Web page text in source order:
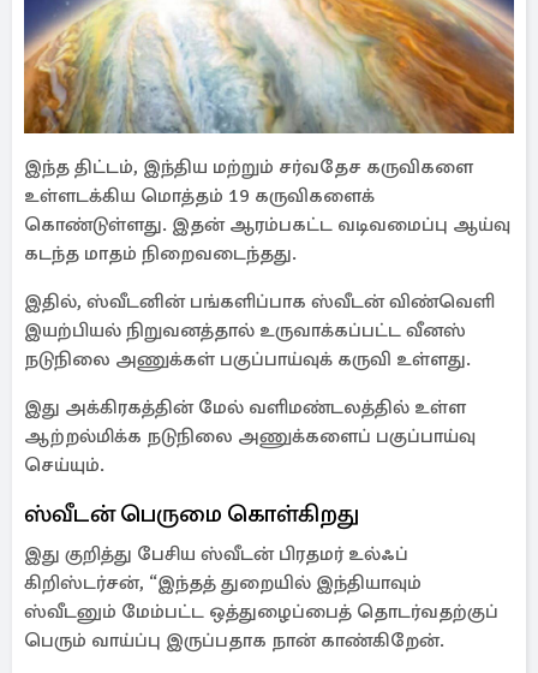
இந்த திட்டம், இந்திய மற்றும் சர்வதேச கருவிகளை
உள்ளடக்கிய மொத்தம் 19 கருவிகளைக்
கொண்டுள்ளது. இதன் ஆரம்பகட்ட வடிவமைப்பு ஆய்வு
கடந்த மாதம் நிறைவடைந்தது.
இதில், ஸ்வீடனின் பங்களிப்பாக ஸ்வீடன் விண்வெளி
இயற்பியல் நிறுவனத்தால் உருவாக்கப்பட்ட வீனஸ்
நடுநிலை அணுக்கள் பகுப்பாய்வுக் கருவி உள்ளது.
இது அக்கிரகத்தின் மேல் வளிமண்டலத்தில் உள்ள
ஆற்றல்மிக்க நடுநிலை அணுக்களைப் பகுப்பாய்வு
செய்யும்.
ஸ்வீடன் பெருமை கொள்கிறது
இது குறித்து பேசிய ஸ்வீடன் பிரதமர் உல்ஃப்
கிறிஸ்டர்சன், “இந்தத் துறையில் இந்தியாவும்
ஸ்வீடனும் மேம்பட்ட ஒத்துழைப்பைத் தொடர்வதற்குப்
பெரும் வாய்ப்பு இருப்பதாக நான் காண்கிறேன்.